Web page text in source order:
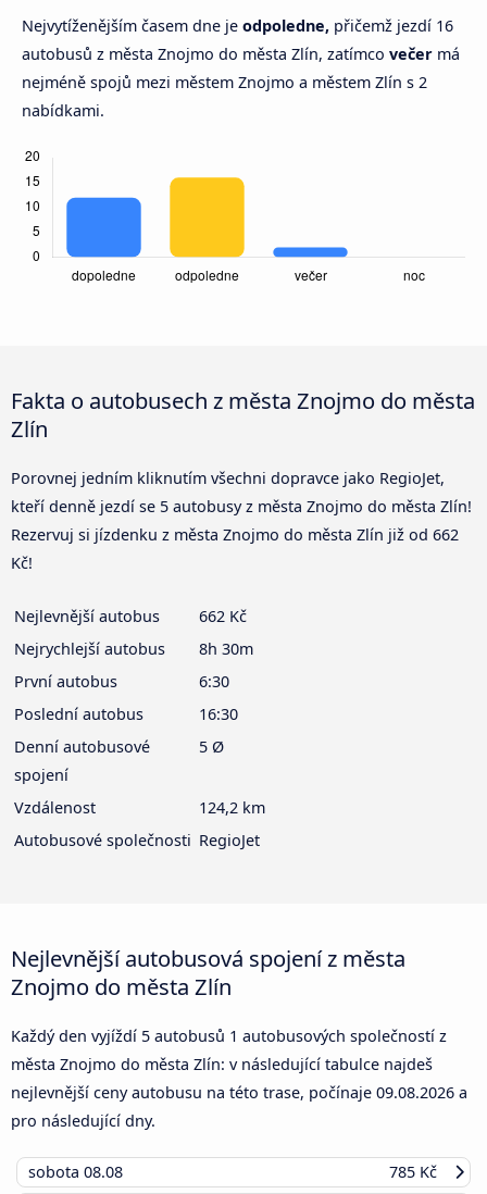
Nejvytíženějším časem dne je odpoledne, přičemž jezdí 16
autobusů z města Znojmo do města Zlín, zatímco večer má
nejméně spojů mezi městem Znojmo a městem Zlín s 2
nabídkami.
Fakta o autobusech z města Znojmo do města
Zlín
Porovnej jedním kliknutím všechni dopravce jako RegioJet,
kteří denně jezdí se 5 autobusy z města Znojmo do města Zlín!
Rezervuj si jízdenku z města Znojmo do města Zlín již od 662
Kč!
Nejlevnější autobus
662 Kč
Nejrychlejší autobus
8h 30m
První autobus
6:30
Poslední autobus
16:30
Denní autobusové
spojení
5 Ø
Vzdálenost
124,2 km
Autobusové společnosti RegioJet
Nejlevnější autobusová spojení z města
Znojmo do města Zlín
Každý den vyjíždí 5 autobusů 1 autobusových společností z
města Znojmo do města Zlín: v následující tabulce najdeš
nejlevnější ceny autobusu na této trase, počínaje 09.08.2026 a
pro následující dny.
sobota 08.08
785 Kč